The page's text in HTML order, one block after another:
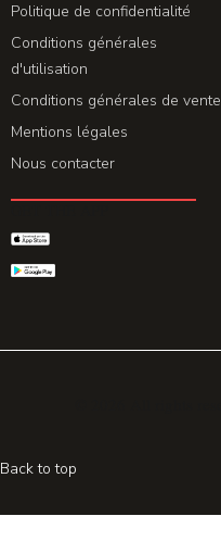
Politique de confidentialité
Conditions générales
d'utilisation
Conditions générales de vente
Mentions légales
Nous contacter
Back to top